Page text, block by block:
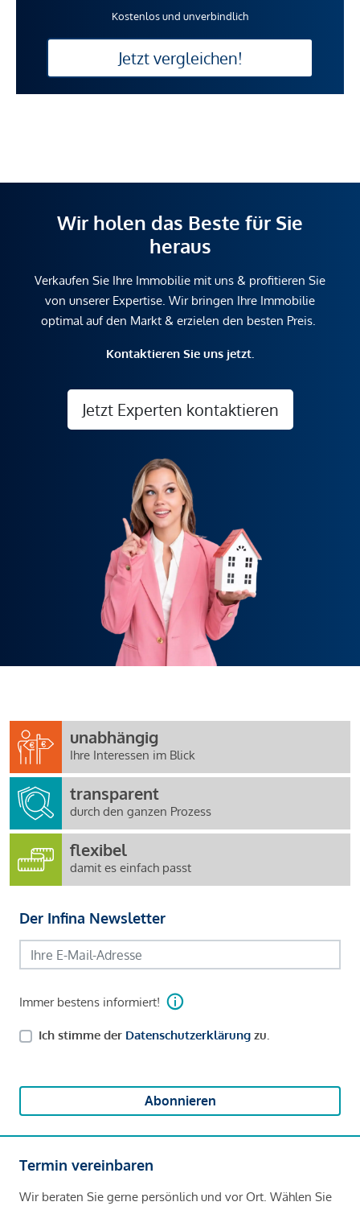
Kostenlos und unverbindlich
Jetzt vergleichen!
Wir holen das Beste für Sie
heraus
Verkaufen Sie Ihre Immobilie mit uns & profitieren Sie
von unserer Expertise. Wir bringen Ihre Immobilie
optimal auf den Markt & erzielen den besten Preis.
Kontaktieren Sie uns jetzt.
Jetzt Experten kontaktieren
unabhängig
Ihre Interessen im Blick
transparent
durch den ganzen Prozess
flexibel
damit es einfach passt
Der Infina Newsletter
Immer bestens informiert!
Ich stimme der Datenschutzerklärung zu.
Abonnieren
Termin vereinbaren
Wir beraten Sie gerne persönlich und vor Ort. Wählen Sie